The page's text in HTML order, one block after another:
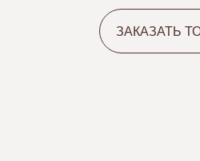
ЗАКАЗАТЬ ТОРТ